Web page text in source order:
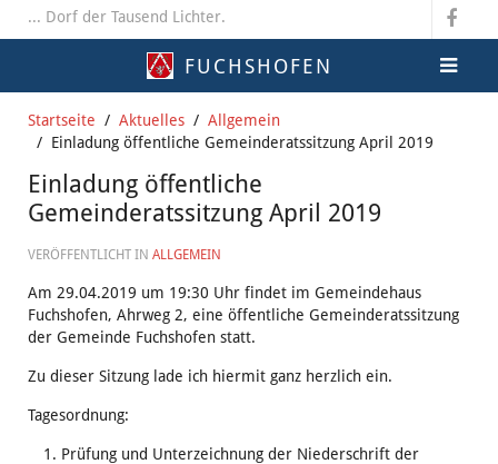
... Dorf der Tausend Lichter.
FUCHSHOFEN
Startseite Aktuelles
Allgemein
Einladung öffentliche Gemeinderatssitzung April 2019
Einladung öffentliche
Gemeinderatssitzung April 2019
VERÖFFENTLICHT IN ALLGEMEIN
Am 29.04.2019 um 19:30 Uhr findet im Gemeindehaus
Fuchshofen, Ahrweg 2, eine öffentliche Gemeinderatssitzung
der Gemeinde Fuchshofen statt.
Zu dieser Sitzung lade ich hiermit ganz herzlich ein.
Tagesordnung:
Prüfung und Unterzeichnung der Niederschrift der